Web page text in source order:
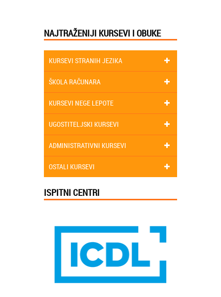
NAJTRAŽENIJI KURSEVI I OBUKE
KURSEVI STRANIH JEZIKA
ŠKOLA RAČUNARA
KURSEVI NEGE LEPOTE
UGOSTITELJSKI KURSEVI
ADMINISTRATIVNI KURSEVI
OSTALI KURSEVI
ISPITNI CENTRI